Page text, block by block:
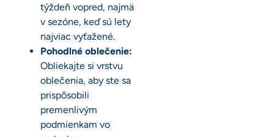
týždeň vopred, najmä
v sezóne, keď sú lety
najviac vyťažené.
Pohodlné oblečenie:
Obliekajte si vrstvu
oblečenia, aby ste sa
prispôsobili
premenlivým
podmienkam vo